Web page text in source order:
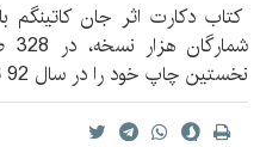
کتاب دکارت اثر جان
نخستین چاپ خود را در سال 92 تجربه می‌کند.